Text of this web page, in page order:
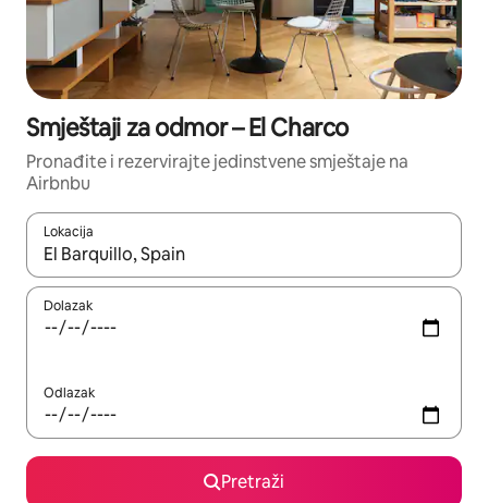
Smještaji za odmor – El Charco
Pronađite i rezervirajte jedinstvene smještaje na
Airbnbu
Lokacija
Kada budu dostupni rezultati, moći ćete ih pregledati
Dolazak
Odlazak
Pretraži